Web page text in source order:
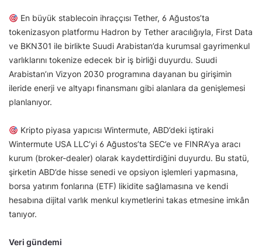
En büyük stablecoin ihraççısı Tether, 6 Ağustos’ta
tokenizasyon platformu Hadron by Tether aracılığıyla, First Data
ve BKN301 ile birlikte Suudi Arabistan’da kurumsal gayrimenkul
varlıklarını tokenize edecek bir iş birliği duyurdu. Suudi
Arabistan’ın Vizyon 2030 programına dayanan bu girişimin
ileride enerji ve altyapı finansmanı gibi alanlara da genişlemesi
planlanıyor.
Kripto piyasa yapıcısı Wintermute, ABD’deki iştiraki
Wintermute USA LLC’yi 6 Ağustos’ta SEC’e ve FINRA’ya aracı
kurum (broker-dealer) olarak kaydettirdiğini duyurdu. Bu statü,
şirketin ABD’de hisse senedi ve opsiyon işlemleri yapmasına,
borsa yatırım fonlarına (ETF) likidite sağlamasına ve kendi
hesabına dijital varlık menkul kıymetlerini takas etmesine imkân
tanıyor.
Veri gündemi